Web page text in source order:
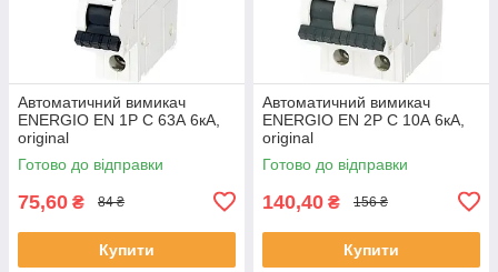
Автоматичний вимикач
ENERGIO EN 1P C 63А 6кА,
original
Готово до відправки
75,60 ₴ 84 ₴
Купити
Автоматичний вимикач
ENERGIO EN 2P C 10А 6кА,
original
Готово до відправки
140,40 ₴ 156 ₴
Купити